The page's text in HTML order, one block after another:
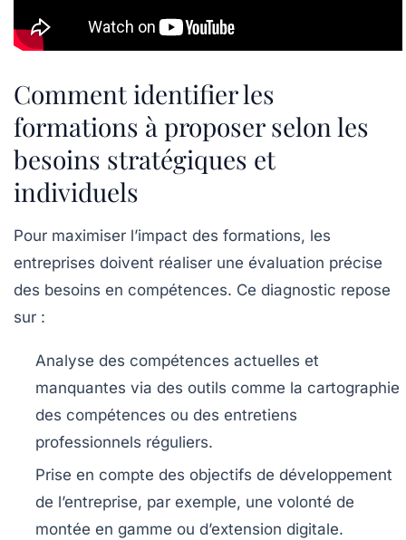
Comment identifier les
formations à proposer selon les
besoins stratégiques et
individuels
Pour maximiser l’impact des formations, les
entreprises doivent réaliser une évaluation précise
des besoins en compétences. Ce diagnostic repose
sur :
Analyse des compétences actuelles et
manquantes via des outils comme la cartographie
des compétences ou des entretiens
professionnels réguliers.
Prise en compte des objectifs de développement
de l’entreprise, par exemple, une volonté de
montée en gamme ou d’extension digitale.